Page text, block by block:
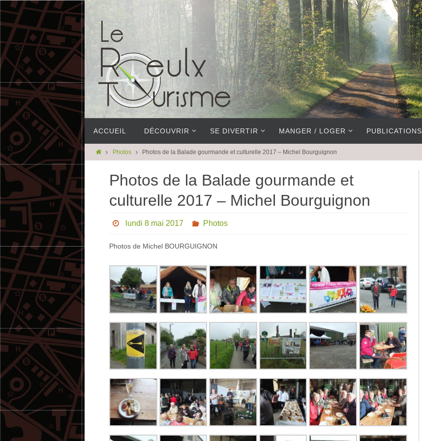
ACCUEIL DÉCOUVRIR SE DIVERTIR MANGER / LOGER PUBLICATIONS
Photos Photos de la Balade gourmande et culturelle 2017 – Michel Bourguignon
Photos de la Balade gourmande et
culturelle 2017 – Michel Bourguignon
lundi 8 mai 2017 Photos
Photos de Michel BOURGUIGNON